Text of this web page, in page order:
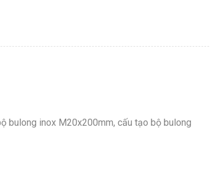
bulong inox M20x200mm, cấu tạo bộ bulong